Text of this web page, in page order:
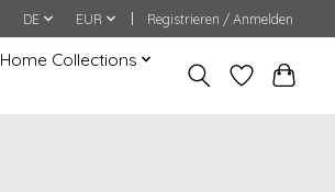
DE EUR Registrieren / Anmelden
Home Collections